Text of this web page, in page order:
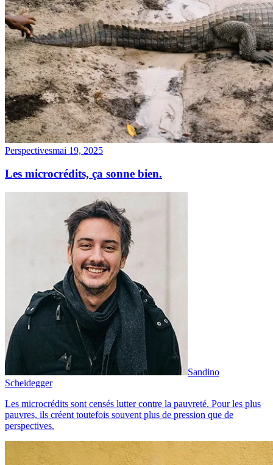
Perspectivesmai 19, 2025
Les microcrédits, ça sonne bien.
Sandino
Scheidegger
Les microcrédits sont censés lutter contre la pauvreté. Pour les plus
pauvres, ils créent toutefois souvent plus de pression que de
perspectives.